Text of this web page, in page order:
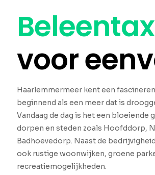
voor
Haarlemmermeer kent een
beginnend als een meer dat is
Vandaag de dag is het een bloeiende
dorpen en steden zoals Hoofddorp,
Badhoevedorp. Naast de
ook rustige woonwijken, groene
recreatiemogelijkheden.